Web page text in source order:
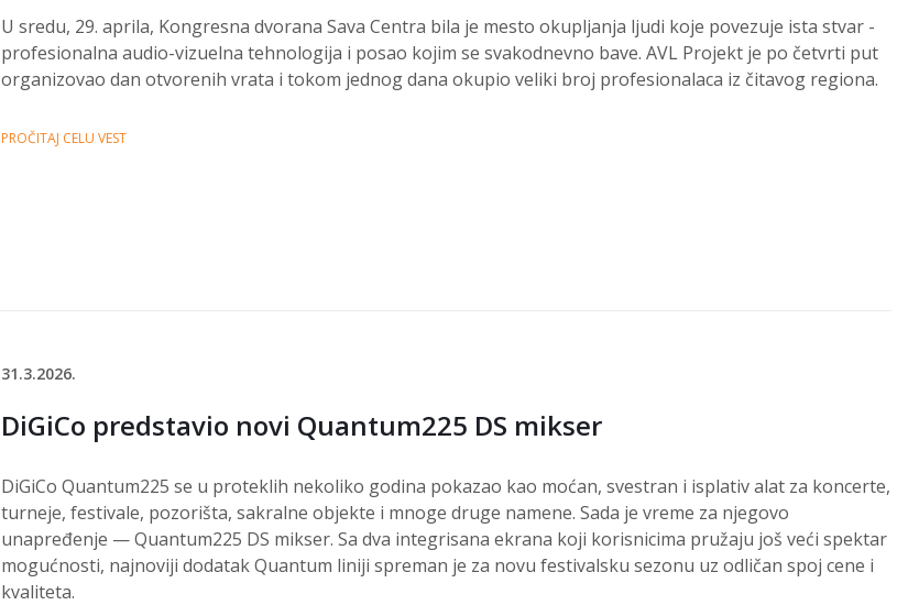
U sredu, 29. aprila, Kongresna dvorana Sava Centra bila je mesto okupljanja ljudi koje povezuje ista stvar -
profesionalna audio-vizuelna tehnologija i posao kojim se svakodnevno bave. AVL Projekt je po četvrti put
organizovao dan otvorenih vrata i tokom jednog dana okupio veliki broj profesionalaca iz čitavog regiona.
PROČITAJ CELU VEST
31.3.2026.
DiGiCo predstavio novi Quantum225 DS mikser
DiGiCo Quantum225 se u proteklih nekoliko godina pokazao kao moćan, svestran i isplativ alat za koncerte,
turneje, festivale, pozorišta, sakralne objekte i mnoge druge namene. Sada je vreme za njegovo
unapređenje — Quantum225 DS mikser. Sa dva integrisana ekrana koji korisnicima pružaju još veći spektar
mogućnosti, najnoviji dodatak Quantum liniji spreman je za novu festivalsku sezonu uz odličan spoj cene i
kvaliteta.